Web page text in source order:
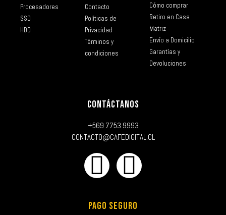
Procesadores
SSD
HDD
Contacto
Políticas de
Privacidad
Términos y
condiciones
Cómo comprar
Retiro en Casa
Matriz
Envío a Domicilio
Garantías y
Devoluciones
CONTÁCTANOS
+569 7753 9993
CONTACTO@CAFEDIGITAL.CL
PAGO SEGURO